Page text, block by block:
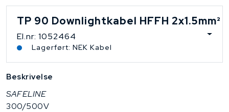
TP 90 Downlightkabel HFFH 2x1.5mm²
El.nr: 1052464
Lagerført: NEK Kabel
Beskrivelse
SAFELINE
300/500V